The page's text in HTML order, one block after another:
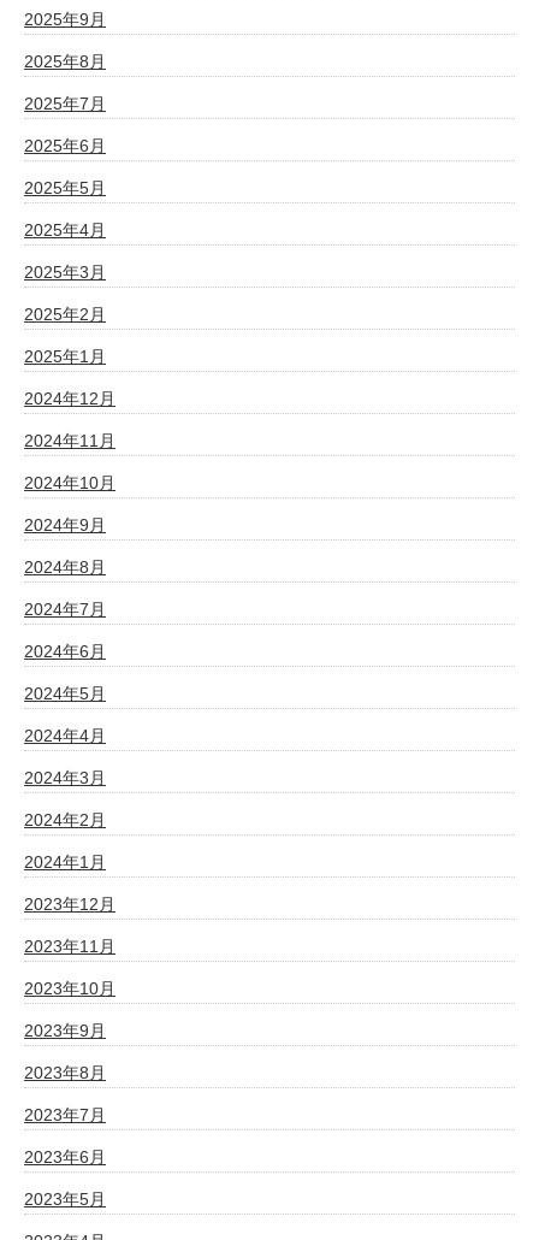
2025年9月
2025年8月
2025年7月
2025年6月
2025年5月
2025年4月
2025年3月
2025年2月
2025年1月
2024年12月
2024年11月
2024年10月
2024年9月
2024年8月
2024年7月
2024年6月
2024年5月
2024年4月
2024年3月
2024年2月
2024年1月
2023年12月
2023年11月
2023年10月
2023年9月
2023年8月
2023年7月
2023年6月
2023年5月